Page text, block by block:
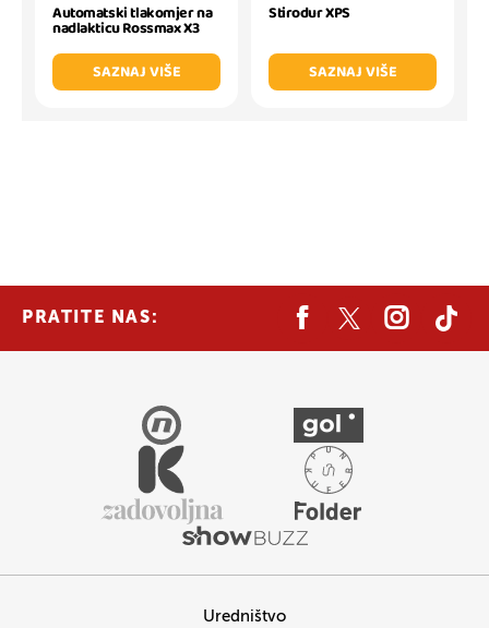
Automatski tlakomjer na
nadlakticu Rossmax X3
SAZNAJ VIŠE
Stirodur XPS
SAZNAJ VIŠE
PRATITE NAS:
Uredništvo